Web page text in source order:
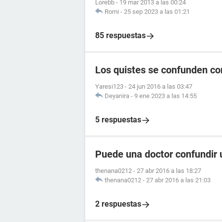
ME DETECTARON UN QUISTE
eS NORMAL. ESTO PUEDE BAJAR
VAGINAL EN MI 20 CICLO. AHORA
HAY POSIBILIDAD DE K HAYA
GRAICAS
Lorebb - 19 mar 2013 a las 00:24
Romi - 25 sep 2023 a las 01:21
85 respuestas
Los quistes se confunden
Yaresi123 - 24 jun 2016 a las 03:47
Deyanira - 9 ene 2023 a las 14:55
5 respuestas
Puede una doctor confundir
thenana0212 - 27 abr 2016 a las 18:27
thenana0212 - 27 abr 2016 a las 21:03
2 respuestas